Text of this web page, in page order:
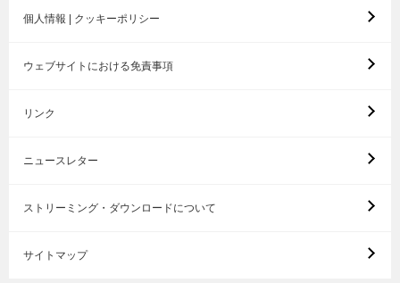
個人情報 | クッキーポリシー
ウェブサイトにおける免責事項
リンク
ニュースレター
ストリーミング・ダウンロードについて
サイトマップ